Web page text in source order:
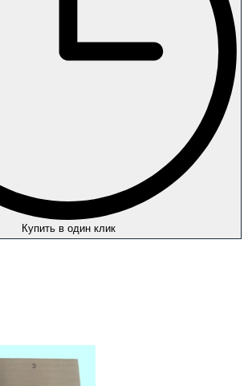
Купить в один клик